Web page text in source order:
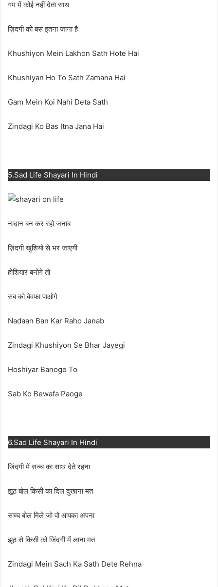
गम में कोई नहीं देता साथ
ज़िंदगी को बस इतना जाना है
Khushiyon Mein Lakhon Sath Hote Hai
Khushiyan Ho To Sath Zamana Hai
Gam Mein Koi Nahi Deta Sath
Zindagi Ko Bas Itna Jana Hai
5.Sad Life Shayari In Hindi
नादान बन कर रहो जनाब
ज़िंदगी खुशियों से भर जाएगी
होशियार बनोगे तो
सब को बेवफा पाओगे
Nadaan Ban Kar Raho Janab
Zindagi Khushiyon Se Bhar Jayegi
Hoshiyar Banoge To
Sab Ko Bewafa Paoge
6.Sad Life Shayari In Hindi
जिंदगी में सच्च का साथ देते रहना
झूठ बोल किसी का दिल दुखाना मत
सच्च बोल मिले जो वो आपका अपना
झूठ से किसी को जिंदगी में लाना मत
Zindagi Mein Sach Ka Sath Dete Rehna